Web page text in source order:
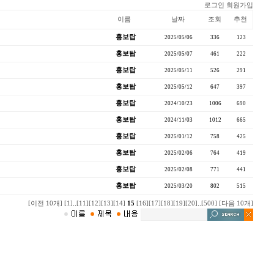
로그인 회원가입
이름 날짜 조회 추천
홍보탑 2025/05/06 336 123
홍보탑 2025/05/07 461 222
홍보탑 2025/05/11 526 291
홍보탑 2025/05/12 647 397
홍보탑 2024/10/23 1006 690
홍보탑 2024/11/03 1012 665
홍보탑 2025/01/12 758 425
홍보탑 2025/02/06 764 419
홍보탑 2025/02/08 771 441
홍보탑 2025/03/20 802 515
[이전 10개] [1] [11] [12] [13] [14] 15 [16] [17] [18] [19] [20] [500] [다음 10개]